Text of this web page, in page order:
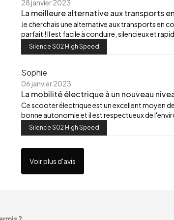
28 janvier 2023
La meilleure alternative aux transports
Je cherchais une alternative aux transports en
parfait ! Il est facile à conduire, silencieux et
Silence S02 High Speed
Sophie
06 janvier 2023
La mobilité électrique à un nouveau
Ce scooter électrique est un excellent moyen
bonne autonomie et il est respectueux de
Silence S02 High Speed
Voir plus d'avis